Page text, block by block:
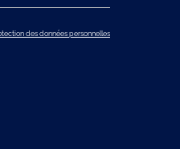
des données personnelles